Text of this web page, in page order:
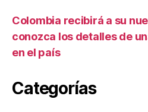
Colombia recibirá a su
conozca los detalles de
en el país
Categorías